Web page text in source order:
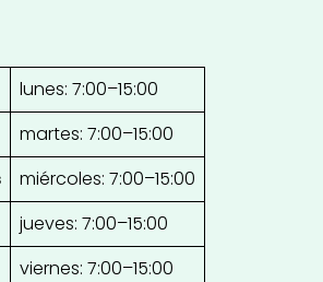
lunes: 7:00–15:00
martes: 7:00–15:00
miércoles: 7:00–15:00
jueves: 7:00–15:00
viernes: 7:00–15:00